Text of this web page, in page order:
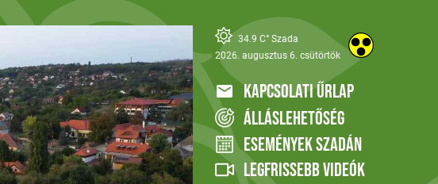
34.9 C° Szada
2026. augusztus 6. csütörtök
KAPCSOLATI ŰRLAP
ÁLLÁSLEHETŐSÉG
ESEMÉNYEK SZADÁN
LEGFRISSEBB VIDEÓK